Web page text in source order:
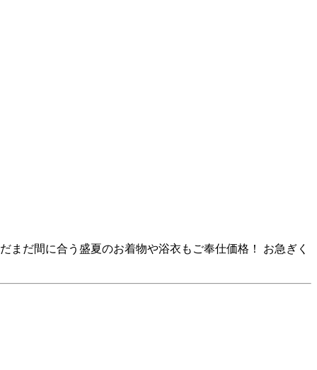
だ間に合う盛夏のお着物や浴衣もご奉仕価格！ お急ぎく